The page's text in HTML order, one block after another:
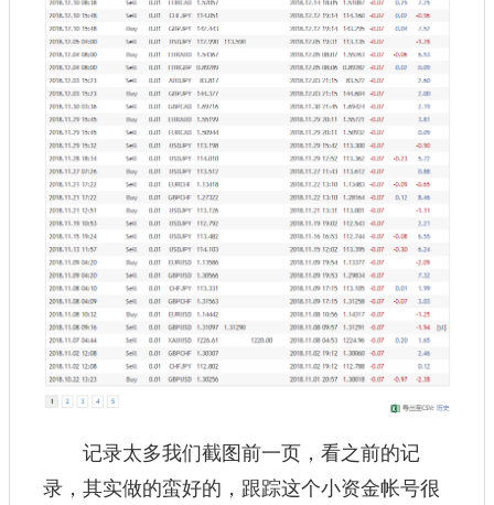
记录太多我们截图前一页，看之前的记
录，其实做的蛮好的，跟踪这个小资金帐号很